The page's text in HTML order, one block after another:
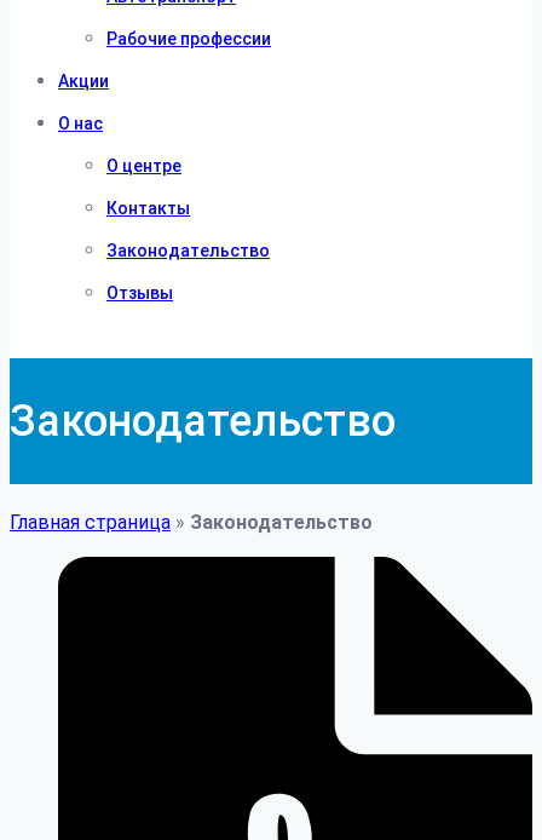
Рабочие профессии
Акции
О нас
О центре
Контакты
Законодательство
Отзывы
Законодательство
Главная страница » Законодательство